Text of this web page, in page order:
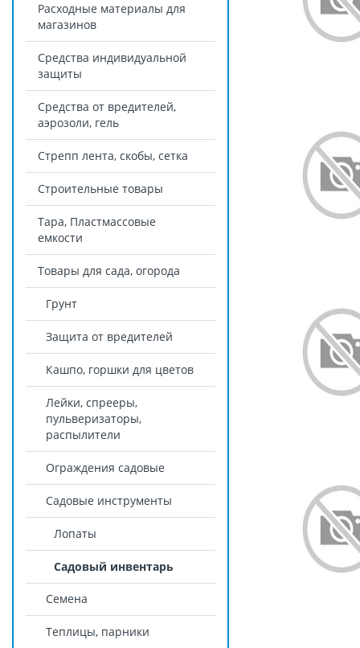
Расходные материалы для
магазинов
Средства индивидуальной
защиты
Средства от вредителей,
аэрозоли, гель
Стрепп лента, скобы, сетка
Строительные товары
Тара, Пластмассовые
емкости
Товары для сада, огорода
Грунт
Защита от вредителей
Кашпо, горшки для цветов
Лейки, спрееры,
пульверизаторы,
распылители
Ограждения садовые
Садовые инструменты
Лопаты
Садовый инвентарь
Семена
Теплицы, парники